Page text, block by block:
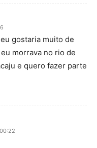
gostaria muito de
morrava no rio de
e quero fazer parte